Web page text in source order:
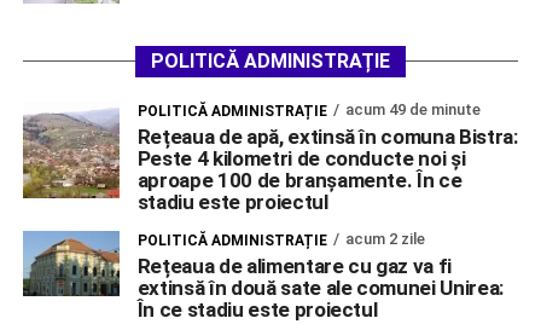
POLITICĂ ADMINISTRAȚIE
POLITICĂ ADMINISTRAȚIE acum 49 de minute
Rețeaua de apă, extinsă în comuna Bistra:
Peste 4 kilometri de conducte noi și
aproape 100 de branșamente. În ce
stadiu este proiectul
POLITICĂ ADMINISTRAȚIE acum 2 zile
Rețeaua de alimentare cu gaz va fi
extinsă în două sate ale comunei Unirea:
În ce stadiu este proiectul